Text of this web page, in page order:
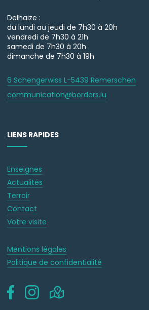
Delhaize :
du lundi au jeudi de 7h30 à 20h
vendredi de 7h30 à 21h
samedi de 7h30 à 20h
dimanche de 7h30 à 19h
6 Schengerwiss L-5439 Remerschen
communication@borders.lu
LIENS RAPIDES
Enseignes
Actualités
Terroir
Contact
Votre visite
Mentions légales
Politique de confidentialité